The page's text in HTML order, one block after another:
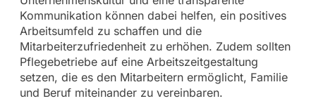
Kommunikation können dabei helfen, ein positives
Arbeitsumfeld zu schaffen und die
Mitarbeiterzufriedenheit zu erhöhen. Zudem sollten
Pflegebetriebe auf eine Arbeitszeitgestaltung
setzen, die es den Mitarbeitern ermöglicht, Familie
und Beruf miteinander zu vereinbaren.